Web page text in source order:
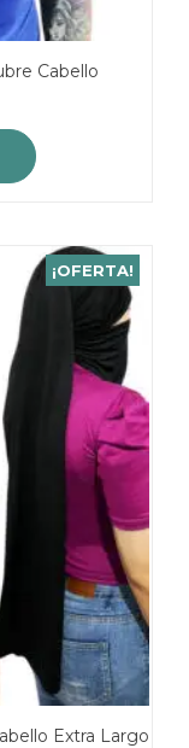
Cabello
actual
¡OFERTA!
Extra Largo